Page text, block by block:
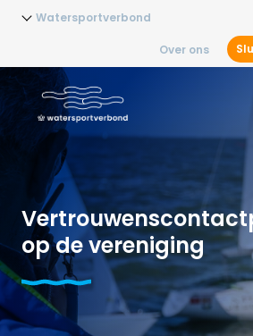
Watersportverbond
Over ons
op de vereniging